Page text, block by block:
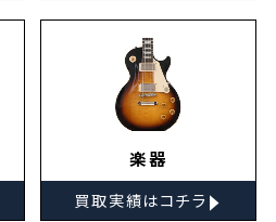
楽器
買取実績はコチラ ▸